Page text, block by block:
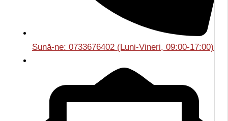
Sună-ne: 0733676402 (Luni-Vineri, 09:00-17:00)